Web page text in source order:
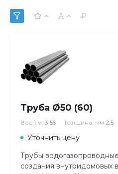
Труба Ø50 (60)
Вес 1 м. 3,55 Толщина, мм 2,5
Уточнить цену
Трубы
создания внутридомовых